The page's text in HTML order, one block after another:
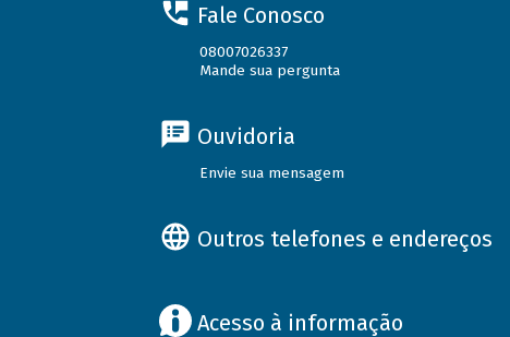
Fale Conosco
08007026337
Mande sua pergunta
Ouvidoria
Envie sua mensagem
Outros telefones e endereços
Acesso à informação